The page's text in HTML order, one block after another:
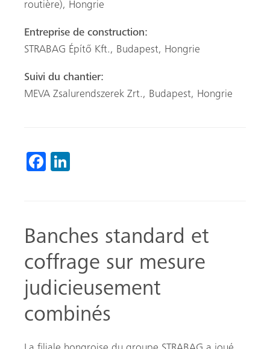
Banches standard et
coffrage sur mesure
judicieusement
combinés
routière), Hongrie
Entreprise de construction:
STRABAG Építő Kft., Budapest, Hongrie
Suivi du chantier:
MEVA Zsalurendszerek Zrt., Budapest, Hongrie
Fa
ok